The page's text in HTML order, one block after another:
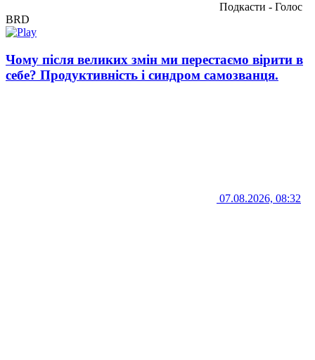
Подкасти - Голос
BRD
Чому після великих змін ми перестаємо вірити в
себе? Продуктивність і синдром самозванця.
07.08.2026, 08:32